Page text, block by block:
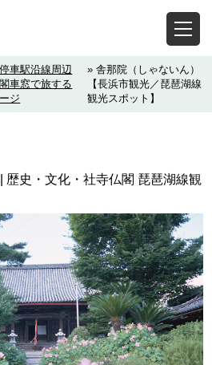
車駅沿線周辺
車窓で旅する
ジ
» 舎那院（しゃないん）
【長浜市観光／琵琶湖線
観光スポット】
史・文化・社寺仏閣 琵琶湖線観